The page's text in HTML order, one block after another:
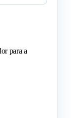
para a